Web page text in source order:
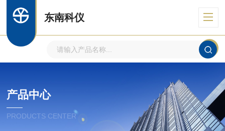
东南科仪
产品中心
PRODUCTS CENTER